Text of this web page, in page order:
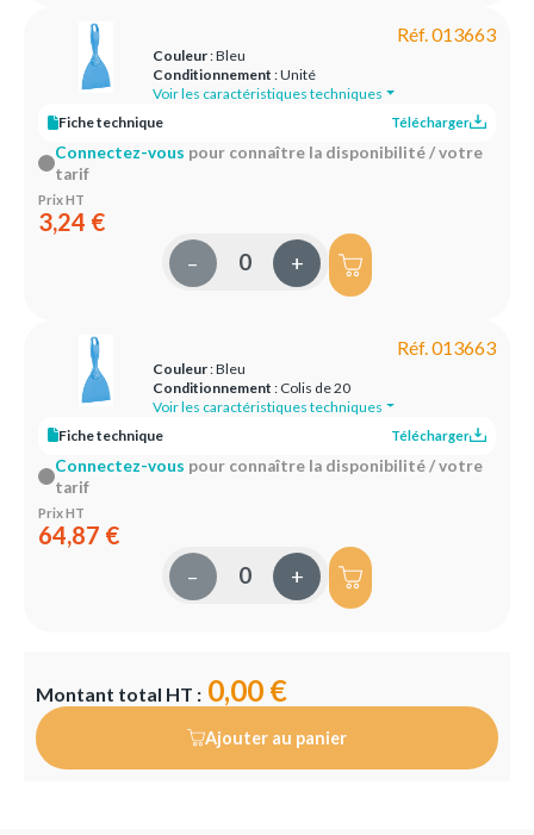
Réf. 013663
Couleur: Bleu
Conditionnement : Unité
Voir les caractéristiques techniques
Fiche technique
Télécharger
Connectez-vous pour connaître la disponibilité / votre
tarif
Prix HT
3,24 €
– +
Réf. 013663
Couleur: Bleu
Conditionnement : Colis de 20
Voir les caractéristiques techniques
Fiche technique
Télécharger
Connectez-vous pour connaître la disponibilité / votre
tarif
Prix HT
64,87 €
– +
Montant total HT : 0,00 €
Ajouter au panier